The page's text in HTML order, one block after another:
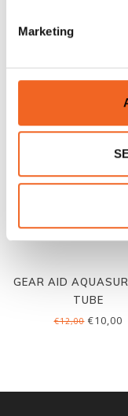
MarketingSTUKS
GEAR AID
TUBE
€12,00€10,00